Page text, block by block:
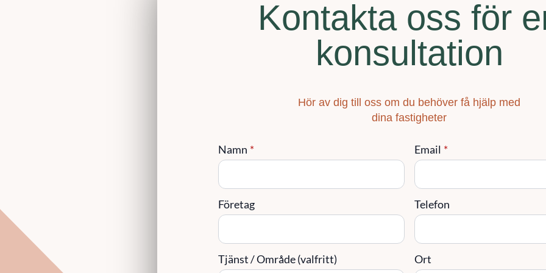
Kontakta oss för
konsultation
Hör av dig till oss om du behöver få hjälp med
dina fastigheter
Namn * Email *
Företag Telefon
Tjänst / Område (valfritt) Ort